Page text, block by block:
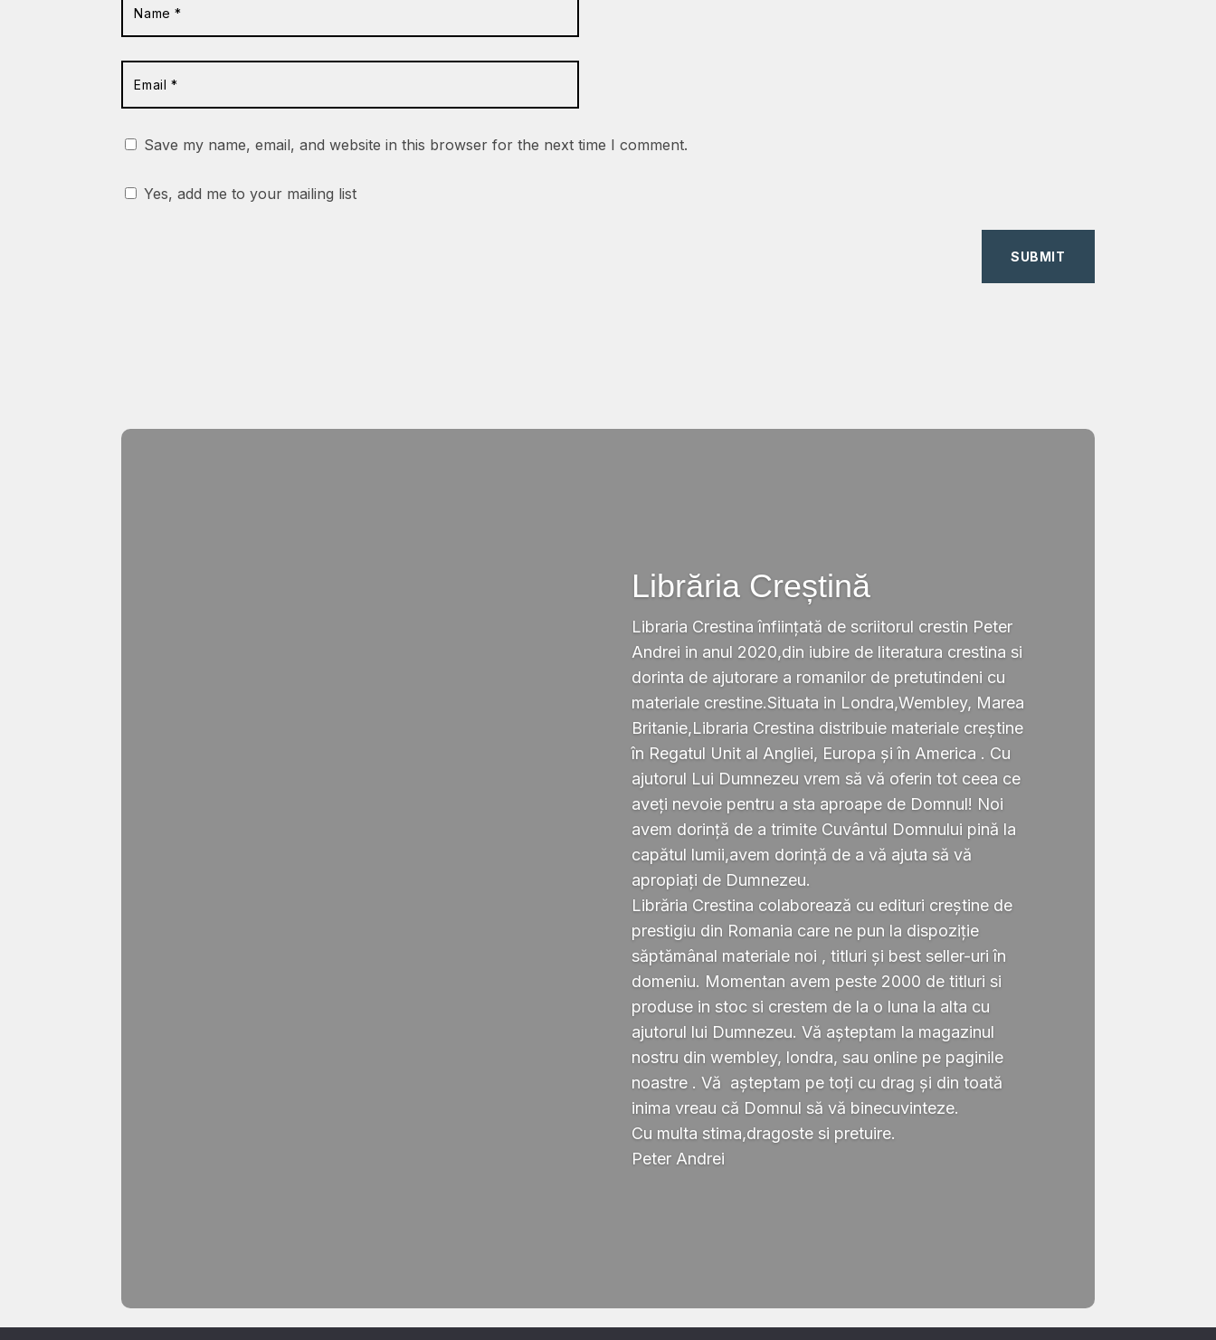
Save my name, email, and website in this browser for the next time I comment.
Yes, add me to your mailing list
SUBMIT
Librăria Creștină
Libraria Crestina înființată de scriitorul crestin Peter
Andrei in anul 2020,din iubire de literatura crestina si
dorinta de ajutorare a romanilor de pretutindeni cu
materiale crestine.Situata in Londra,Wembley, Marea
Britanie,Libraria Crestina distribuie materiale creștine
în Regatul Unit al Angliei, Europa și în America . Cu
ajutorul Lui Dumnezeu vrem să vă oferin tot ceea ce
aveți nevoie pentru a sta aproape de Domnul! Noi
avem dorință de a trimite Cuvântul Domnului pină la
capătul lumii,avem dorință de a vă ajuta să vă
apropiați de Dumnezeu.
Librăria Crestina colaborează cu edituri creștine de
prestigiu din Romania care ne pun la dispoziție
săptămânal materiale noi , titluri și best seller-uri în
domeniu. Momentan avem peste 2000 de titluri si
produse in stoc si crestem de la o luna la alta cu
ajutorul lui Dumnezeu. Vă așteptam la magazinul
nostru din wembley, londra, sau online pe paginile
noastre . Vă așteptam pe toți cu drag și din toată
inima vreau că Domnul să vă binecuvinteze.
Cu multa stima,dragoste si pretuire.
Peter Andrei